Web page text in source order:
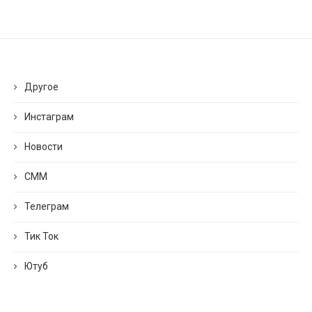
Другое
Инстаграм
Новости
СММ
Телеграм
Тик Ток
Ютуб